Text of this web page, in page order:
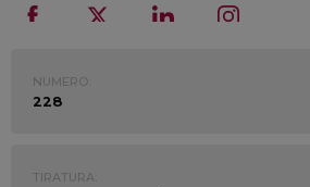
NUMERO:
228
TIRATURA: